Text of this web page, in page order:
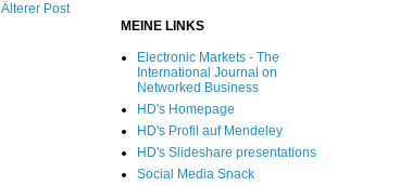
Älterer Post
MEINE LINKS
Electronic Markets - The
International Journal on
Networked Business
HD's Homepage
HD's Profil auf Mendeley
HD's Slideshare presentations
Social Media Snack